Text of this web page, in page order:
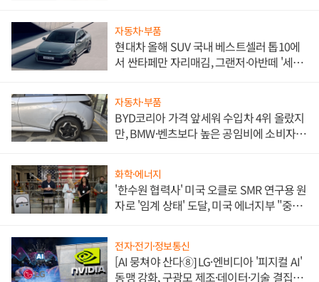
자동차·부품
현대차 올해 SUV 국내 베스트셀러 톱10에
서 싼타페만 자리매김, 그랜저·아반떼 '세단
자동차·부품
BYD코리아 가격 앞세워 수입차 4위 올랐지
만, BMW·벤츠보다 높은 공임비에 소비자
화학·에너지
'한수원 협력사' 미국 오클로 SMR 연구용 원
자로 '임계 상태' 도달, 미국 에너지부 "중요
전자·전기·정보통신
[AI 뭉쳐야 산다⑧] LG·엔비디아 '피지컬 AI'
동맹 강화, 구광모 제조·데이터·기술 결집